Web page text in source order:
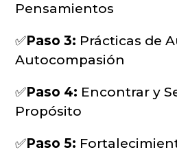
Pensamientos
✅Paso 3: Prácticas de
Autocompasión
✅Paso 4: Encontrar y
Propósito
✅Paso 5: